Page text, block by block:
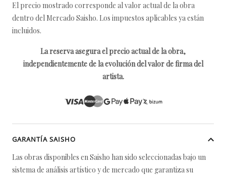
El precio mostrado corresponde al valor actual de la obra
dentro del Mercado Saisho. Los impuestos aplicables ya están
incluidos.
La reserva asegura el precio actual de la obra,
independientemente de la evolución del valor de firma del
artista.
GARANTÍA SAISHO
Las obras disponibles en Saisho han sido seleccionadas bajo un
sistema de análisis artístico y de mercado que garantiza su